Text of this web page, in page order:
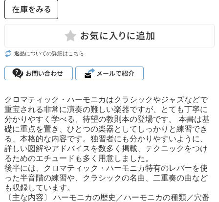
返品についての詳細はこちら
クロマティック・ハーモニカはクラシックやジャズなどで
重宝される非常に演奏の難しい楽器ですが、とても丁寧に
分かりやすく学べる、待望の教則本の登場です。 本書は基
礎に重点を置き、ひとつの楽器としてしっかりと練習でき
る、本格的な内容です。独習者にも分かりやすいように、
詳しい図解やアドバイスを数多く掲載、テクニックをつけ
るためのエチュードも多く用意しました。
後半には、クロマティック・ハーモニカ特有のレバーを使
った半音階の練習や、クラシックの名曲、二重奏の曲など
も収録しています。
〔主な内容〕 ハーモニカの歴史／ハーモニカの種類／穴番